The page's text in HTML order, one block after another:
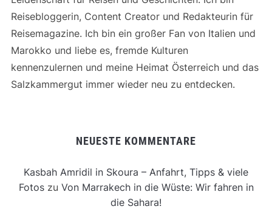
Reisebloggerin, Content Creator und Redakteurin für
Reisemagazine. Ich bin ein großer Fan von Italien und
Marokko und liebe es, fremde Kulturen
kennenzulernen und meine Heimat Österreich und das
Salzkammergut immer wieder neu zu entdecken.
NEUESTE KOMMENTARE
Kasbah Amridil in Skoura – Anfahrt, Tipps & viele
Fotoszu Von Marrakech in die Wüste: Wir fahren in
die Sahara!